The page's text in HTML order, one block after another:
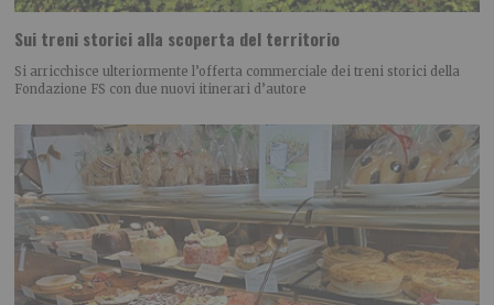
Sui treni storici alla scoperta del territorio
Si arricchisce ulteriormente l’offerta commerciale dei treni storici della
Fondazione FS con due nuovi itinerari d’autore